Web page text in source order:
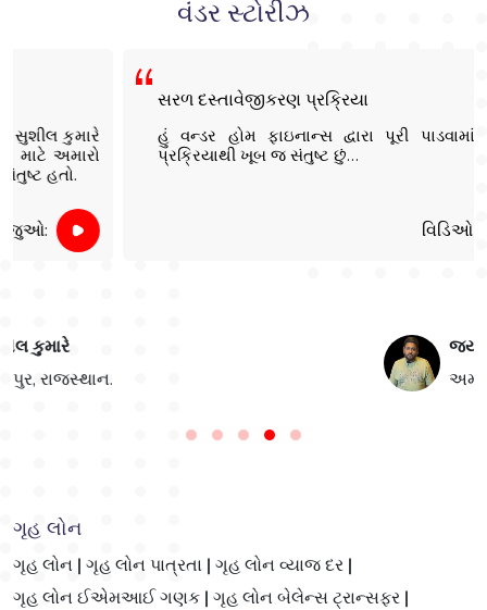
વંડર સ્ટોરીઝ
સરળ દસ્તાવેજીકરણ પ્રક્રિયા
હું વન્ડર હોમ ફાઇનાન્સ દ્વારા પૂરી પાડવામાં આવતી લોન
પ્રક્રિયાથી ખૂબ જ સંતુષ્ટ છું…
જય વલાન્ડ
અમદાવાદ, ગુજરાત:
ગૃહ લોન
ગૃહ લોન | ગૃહ લોન પાત્રતા |
ગૃહ લોન વ્યાજ દર |
ગૃહ લોન ઈએમઆઈ ગણક |
ગૃહ લોન બેલેન્સ ટ્રાન્સફર |